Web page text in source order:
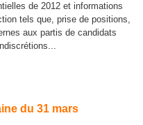
de 2012 et informations
tels que, prise de positions,
aux partis de candidats
du 31 mars